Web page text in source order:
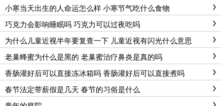
小寒当天出生的人命运怎么样 小寒节气吃什么食物
巧克力会影响睡眠吗 巧克力可以过夜吃吗
为什么儿童近视半年要复查一下 儿童近视有闪光什么意思
老巢蜂蜜为什么是黑的 老巢蜜治疗鼻炎是真的吗
香肠灌好后可以直接冻冰箱吗 香肠灌好后可以直接煮吗
春节法定带薪假是几天 春节的习俗是什么